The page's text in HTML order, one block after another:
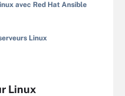
avec Red Hat Ansible
Linux
Linux